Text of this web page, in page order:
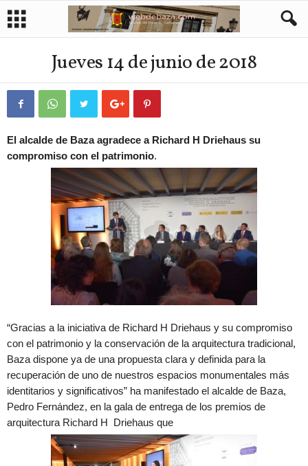
Jueves 14 de junio de 2018
El alcalde de Baza agradece a Richard H Driehaus su
compromiso con el patrimonio.
“Gracias a la iniciativa de Richard H Driehaus y su compromiso
con el patrimonio y la conservación de la arquitectura tradicional,
Baza dispone ya de una propuesta clara y definida para la
recuperación de uno de nuestros espacios monumentales más
identitarios y significativos” ha manifestado el alcalde de Baza,
Pedro Fernández, en la gala de entrega de los premios de
arquitectura Richard H Driehaus que